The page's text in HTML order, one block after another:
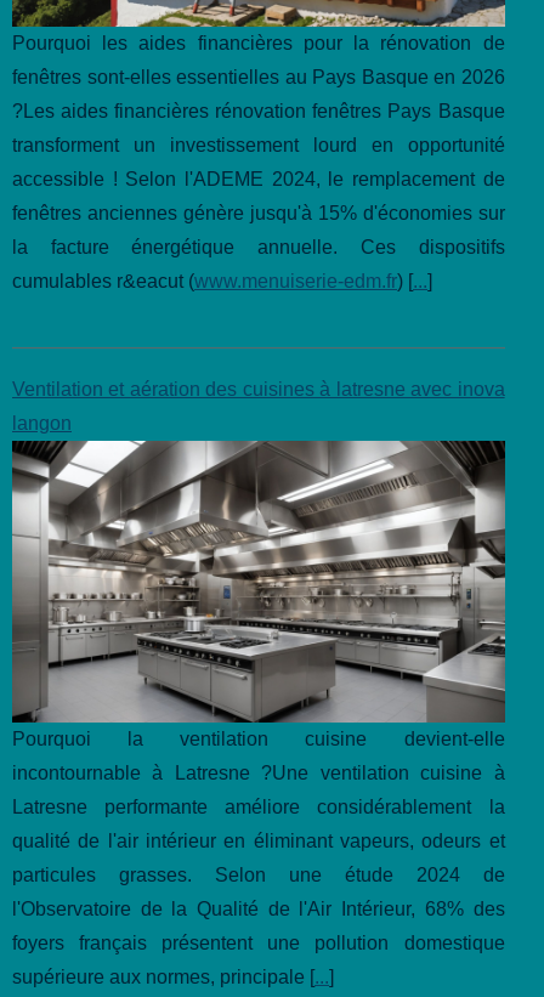
Pourquoi les aides financières pour la rénovation de
fenêtres sont-elles essentielles au Pays Basque en 2026
?Les aides financières rénovation fenêtres Pays Basque
transforment un investissement lourd en opportunité
accessible ! Selon l'ADEME 2024, le remplacement de
fenêtres anciennes génère jusqu'à 15% d'économies sur
la facture énergétique annuelle. Ces dispositifs
cumulables r&eacut (www.menuiserie-edm.fr) [...]
Ventilation et aération des cuisines à latresne avec inova
langon
Pourquoi la ventilation cuisine devient-elle
incontournable à Latresne ?Une ventilation cuisine à
Latresne performante améliore considérablement la
qualité de l'air intérieur en éliminant vapeurs, odeurs et
particules grasses. Selon une étude 2024 de
l'Observatoire de la Qualité de l'Air Intérieur, 68% des
foyers français présentent une pollution domestique
supérieure aux normes, principale [...]